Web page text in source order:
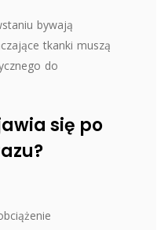
bywają
tkanki muszą
do
się po